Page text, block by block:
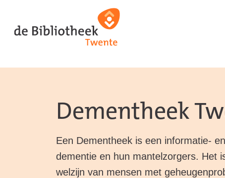
direct
content
direct
footer
naar
Dementheek
Een Dementheek is een informatie-
dementie en hun mantelzorgers. Het
welzijn van mensen met